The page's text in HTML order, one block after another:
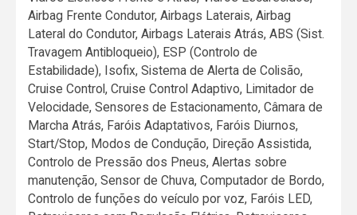
Airbag Frente Condutor, Airbags Laterais, Airbag
Lateral do Condutor, Airbags Laterais Atrás, ABS (Sist.
Travagem Antibloqueio), ESP (Controlo de
Estabilidade), Isofix, Sistema de Alerta de Colisão,
Cruise Control, Cruise Control Adaptivo, Limitador de
Velocidade, Sensores de Estacionamento, Câmara de
Marcha Atrás, Faróis Adaptativos, Faróis Diurnos,
Start/Stop, Modos de Condução, Direção Assistida,
Controlo de Pressão dos Pneus, Alertas sobre
manutenção, Sensor de Chuva, Computador de Bordo,
Controlo de funções do veículo por voz, Faróis LED,